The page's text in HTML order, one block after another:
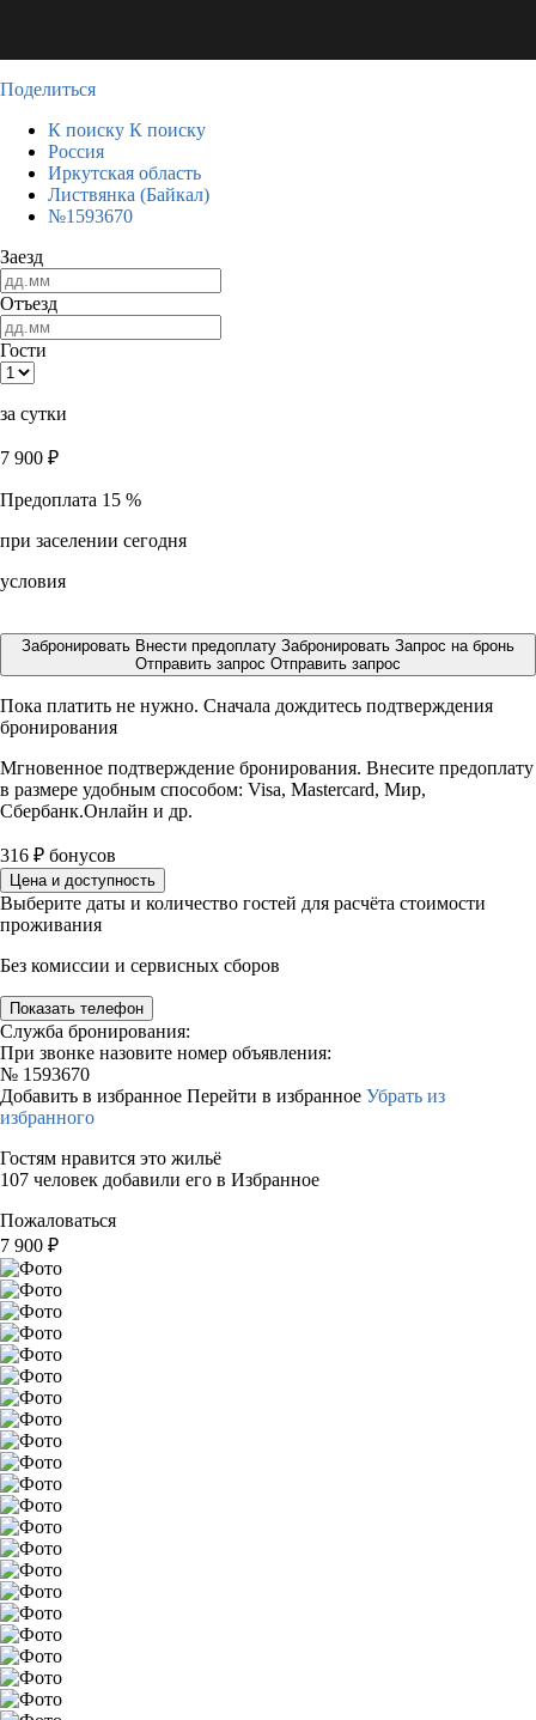
Поделиться
К поиску К поиску
Россия
Иркутская область
Листвянка (Байкал)
№1593670
Заезд
Отъезд
Гости
за сутки
7 900 ₽
Предоплата 15 %
при заселении сегодня
условия
Забронировать Внести предоплату Забронировать Запрос на бронь
Отправить запрос Отправить запрос
Пока платить не нужно. Сначала дождитесь подтверждения
бронирования
Мгновенное подтверждение бронирования. Внесите предоплату
в размере удобным способом: Visa, Mastercard, Мир,
Сбербанк.Онлайн и др.
316 ₽ бонусов
Цена и доступность
Выберите даты и количество гостей для расчёта стоимости
проживания
Без комиссии и сервисных сборов
Показать телефон
Служба бронирования:
При звонке назовите номер объявления:
№ 1593670
Добавить в избранное Перейти в избранное Убрать из
избранного
Гостям нравится это жильё
107 человек добавили его в Избранное
Пожаловаться
7 900 ₽